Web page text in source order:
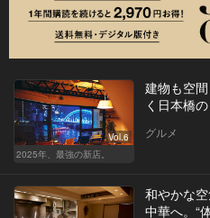
Vol.6
2025年、最強の新店。
建物も空
く日本橋
グルメ
和やかな
中華へ。“